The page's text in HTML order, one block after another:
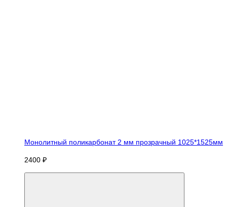
Монолитный поликарбонат 2 мм прозрачный 1025*1525мм
2400 ₽